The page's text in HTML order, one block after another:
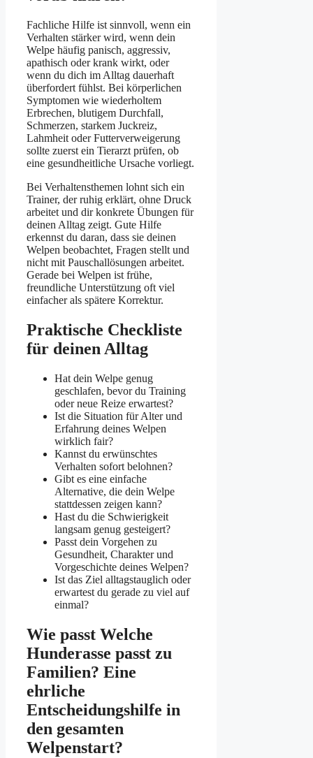
Fachliche Hilfe ist sinnvoll, wenn ein
Verhalten stärker wird, wenn dein
Welpe häufig panisch, aggressiv,
apathisch oder krank wirkt, oder
wenn du dich im Alltag dauerhaft
überfordert fühlst. Bei körperlichen
Symptomen wie wiederholtem
Erbrechen, blutigem Durchfall,
Schmerzen, starkem Juckreiz,
Lahmheit oder Futterverweigerung
sollte zuerst ein Tierarzt prüfen, ob
eine gesundheitliche Ursache vorliegt.
Bei Verhaltensthemen lohnt sich ein
Trainer, der ruhig erklärt, ohne Druck
arbeitet und dir konkrete Übungen für
deinen Alltag zeigt. Gute Hilfe
erkennst du daran, dass sie deinen
Welpen beobachtet, Fragen stellt und
nicht mit Pauschallösungen arbeitet.
Gerade bei Welpen ist frühe,
freundliche Unterstützung oft viel
einfacher als spätere Korrektur.
Praktische Checkliste
für deinen Alltag
Hat dein Welpe genug
geschlafen, bevor du Training
oder neue Reize erwartest?
Ist die Situation für Alter und
Erfahrung deines Welpen
wirklich fair?
Kannst du erwünschtes
Verhalten sofort belohnen?
Gibt es eine einfache
Alternative, die dein Welpe
stattdessen zeigen kann?
Hast du die Schwierigkeit
langsam genug gesteigert?
Passt dein Vorgehen zu
Gesundheit, Charakter und
Vorgeschichte deines Welpen?
Ist das Ziel alltagstauglich oder
erwartest du gerade zu viel auf
einmal?
Wie passt Welche
Hunderasse passt zu
Familien? Eine
ehrliche
Entscheidungshilfe in
den gesamten
Welpenstart?